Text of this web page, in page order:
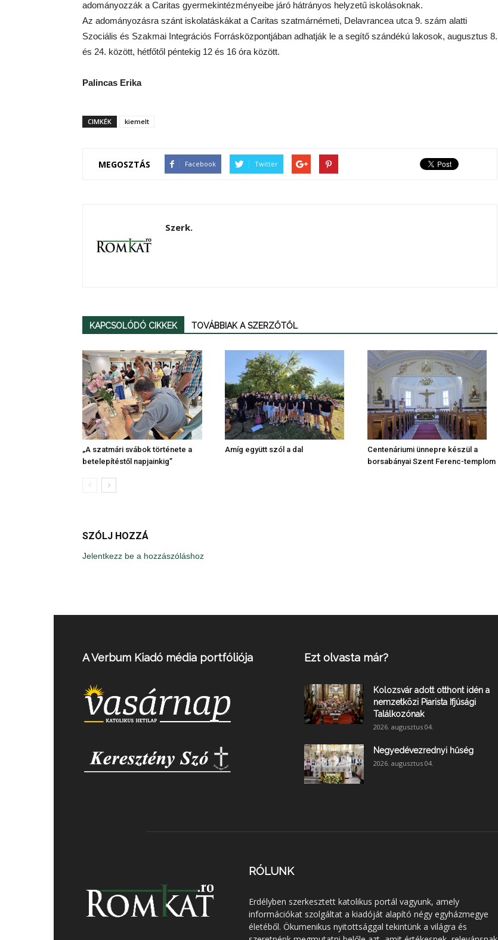
adományozzák a Caritas gyermekintézményeibe járó hátrányos helyzetű iskolásoknak.
Az adományozásra szánt iskolatáskákat a Caritas szatmárnémeti, Delavrancea utca 9. szám alatti
Szociális és Szakmai Integrációs Forrásközpontjában adhatják le a segítő szándékú lakosok, augusztus 8.
és 24. között, hétfőtől péntekig 12 és 16 óra között.
Palincas Erika
CIMKÉK kiemelt
MEGOSZTÁS Facebook Twitter
Szerk.
KAPCSOLÓDÓ CIKKEK TOVÁBBIAK A SZERZŐTŐL
„A szatmári svábok története a
betelepítéstől napjainkig”
Amíg együtt szól a dal
Centenáriumi ünnepre készül a
borsabányai Szent Ferenc-templom
SZÓLJ HOZZÁ
Jelentkezz be a hozzászóláshoz
A Verbum Kiadó média portfóliója Ezt olvasta már?
Kolozsvár adott otthont idén a
nemzetközi Piarista Ifjúsági
Találkozónak
2026. augusztus 04.
Negyedévezrednyi hűség
2026. augusztus 04.
RÓLUNK
Erdélyben szerkesztett katolikus portál vagyunk, amely
információkat szolgáltat a kiadóját alapító négy egyházmegye
életéből. Ökumenikus nyitottsággal tekintünk a világra és